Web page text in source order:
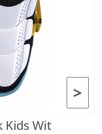
>
Kids Wit